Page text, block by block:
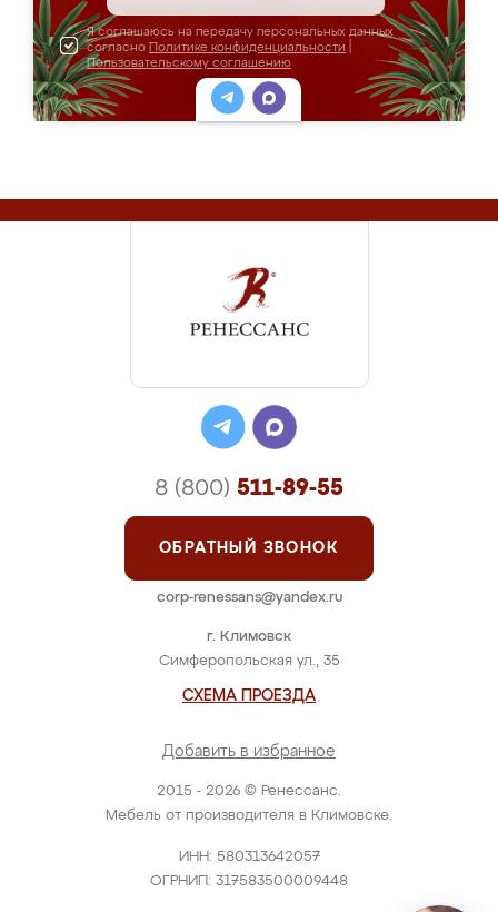
Я соглашаюсь на передачу персональных данных
согласно Политике конфиденциальности
Пользовательскому соглашению
2015 - 2026 © Ренессанс.
Мебель от производителя в Климовске.
ИНН: 580313642057
ОГРНИП: 317583500009448
г. Климовск
Симферопольская ул., 35
СХЕМА ПРОЕЗДА
Добавить в избранное
8 (800) 511-89-55
ОБРАТНЫЙ ЗВОНОК
corp-renessans@yandex.ru